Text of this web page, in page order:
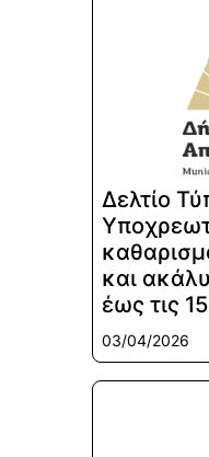
Δελτίο
και
έως τις
03/04/2026